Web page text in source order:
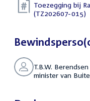
Toezegging bij
(TZ202607-015)
T.B.W. Berendsen
minister van